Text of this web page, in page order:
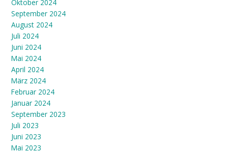
Oktober 2024
September 2024
August 2024
Juli 2024
Juni 2024
Mai 2024
April 2024
März 2024
Februar 2024
Januar 2024
September 2023
Juli 2023
Juni 2023
Mai 2023